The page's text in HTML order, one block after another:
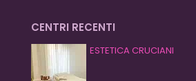
CENTRI RECENTI
ESTETICA CRUCIANI